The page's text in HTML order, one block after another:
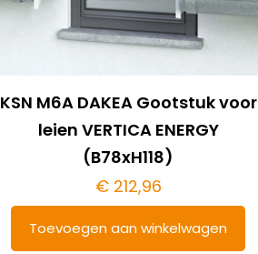
KSN M6A DAKEA Gootstuk voor
leien VERTICA ENERGY
(B78xH118)
€212,96
Toevoegen aan winkelwagen